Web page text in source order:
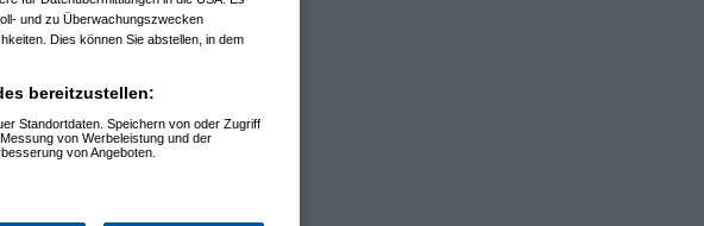
und zu Überwachungszwecken
Dies können Sie abstellen, in dem
bereitzustellen:
Standortdaten. Speichern von oder Zugriff
von Werbeleistung und der
von Angeboten.